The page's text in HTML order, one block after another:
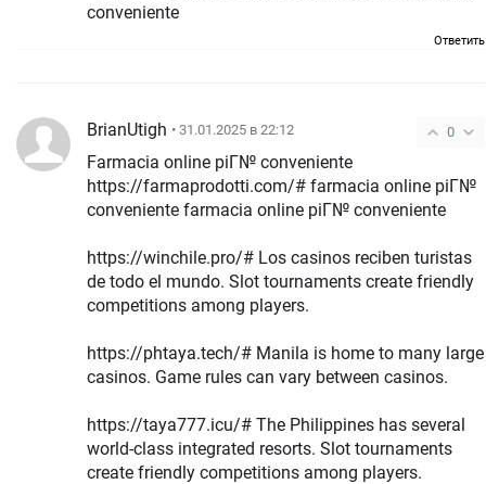
conveniente
Ответить
0
BrianUtigh • 31.01.2025 в 22:12
Farmacia online piГ№ conveniente
https://farmaprodotti.com/# farmacia online piГ№
conveniente farmacia online piГ№ conveniente
https://winchile.pro/# Los casinos reciben turistas
de todo el mundo. Slot tournaments create friendly
competitions among players.
https://phtaya.tech/# Manila is home to many large
casinos. Game rules can vary between casinos.
https://taya777.icu/# The Philippines has several
world-class integrated resorts. Slot tournaments
create friendly competitions among players.